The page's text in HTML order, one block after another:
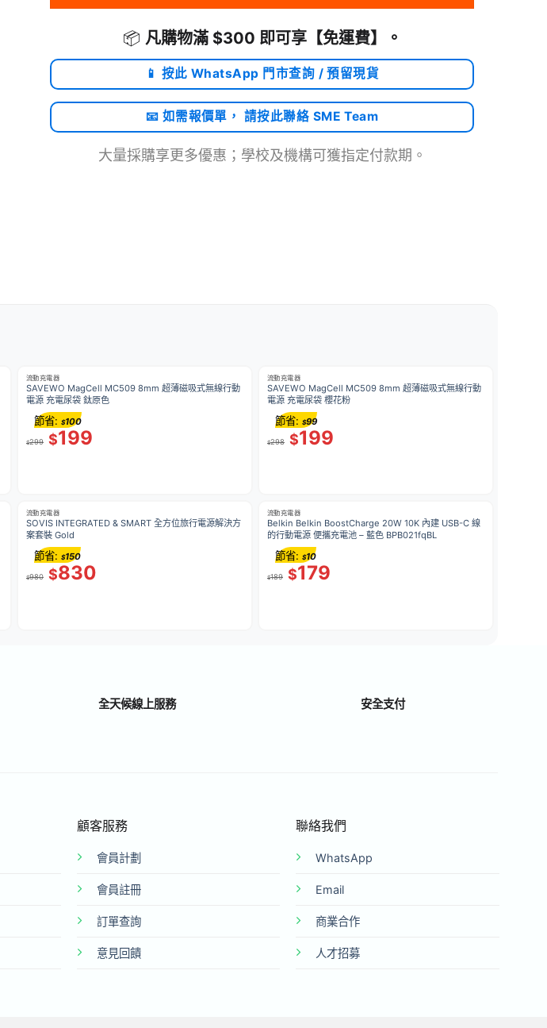
📦 凡購物滿 $300 即可享【免運費】 。
📱 按此 WhatsApp 門市查詢 / 預留現貨
📧 如需報價單， 請按此聯絡 SME Team
大量採購享更多優惠；學校及機構可獲指定付款期。
流動充電器
SAVEWO MagCell MC509 8mm 超薄磁吸式無線行動
電源 充電尿袋 鈦原色
$299 $199
節省: $100
流動充電器
SAVEWO MagCell MC509 8mm 超薄磁吸式無線行動
電源 充電尿袋 櫻花粉
$298 $199
節省: $99
流動充電器
SOVIS INTEGRATED & SMART 全方位旅行電源解決方
案套裝 Gold
$980 $830
節省: $150
流動充電器
Belkin Belkin BoostCharge 20W 10K 內建 USB-C 線
的行動電源 便攜充電池 – 藍色 BPB021fqBL
$189 $179
節省: $10
全天候線上服務 安全支付
顧客服務
會員計劃
會員註冊
訂單查詢
意見回饋
聯絡我們
WhatsApp
Email
商業合作
人才招募